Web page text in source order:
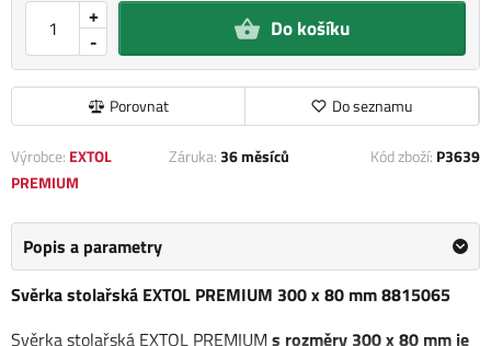
-
+ Do košíku
Porovnat Do seznamu
Výrobce: EXTOL
PREMIUM
Záruka:36 měsíců Kód zboží: P3639
Popis a parametry
Svěrka stolařská EXTOL PREMIUM 300 x 80 mm 8815065
Svěrka stolařská EXTOL PREMIUM s rozměry 300 x 80 mm je